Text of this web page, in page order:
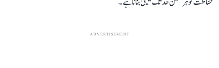
ADVERTISEMENT